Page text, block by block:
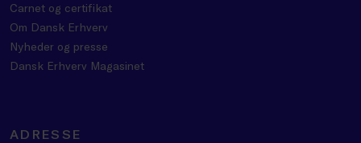
Carnet og certifikat
Om Dansk Erhverv
Nyheder og presse
Dansk Erhverv Magasinet
ADRESSE